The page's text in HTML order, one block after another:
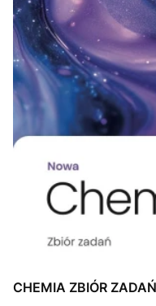
CHEMIA ZBIÓR